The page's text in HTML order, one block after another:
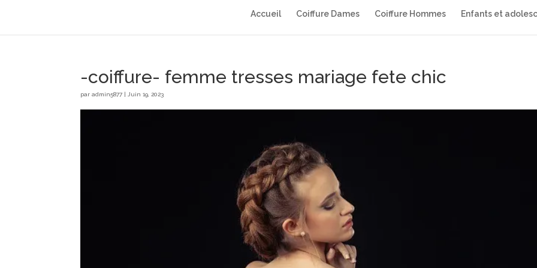
Accueil Coiffure Dames Coiffure Hommes Enfants et
-coiffure- femme tresses mariage fete chic
paradmin5877 | Juin 19, 2023